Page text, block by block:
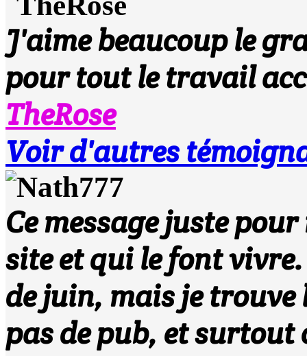
J'aime beaucoup le
pour tout le travail
TheRose
Voir d'autres
Ce message juste
site et qui le font
de juin, mais je
pas de pub, et surtout